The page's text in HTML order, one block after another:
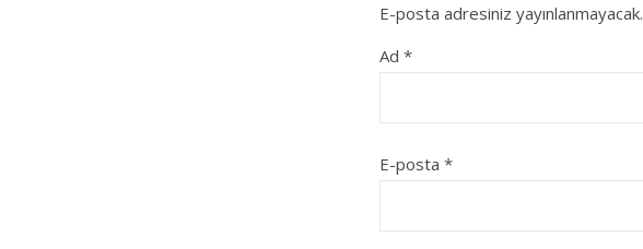
E-posta adresiniz yayınlanmayacak.
Ad *
E-posta *